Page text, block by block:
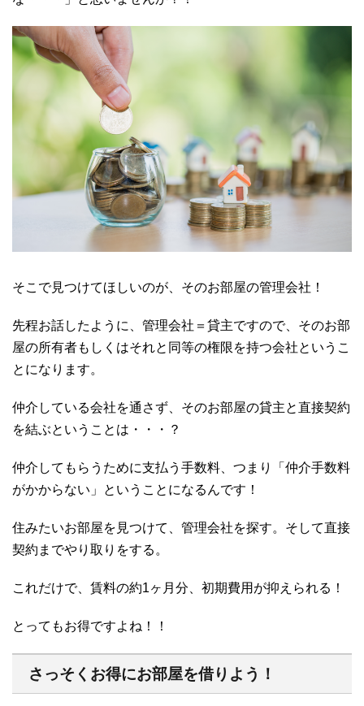
そこで見つけてほしいのが、そのお部屋の管理会社！
先程お話したように、管理会社＝貸主ですので、そのお部
屋の所有者もしくはそれと同等の権限を持つ会社というこ
とになります。
仲介している会社を通さず、そのお部屋の貸主と直接契約
を結ぶということは・・・？
仲介してもらうために支払う手数料、つまり「仲介手数料
がかからない」ということになるんです！
住みたいお部屋を見つけて、管理会社を探す。そして直接
契約までやり取りをする。
これだけで、賃料の約1ヶ月分、初期費用が抑えられる！
とってもお得ですよね！！
さっそくお得にお部屋を借りよう！